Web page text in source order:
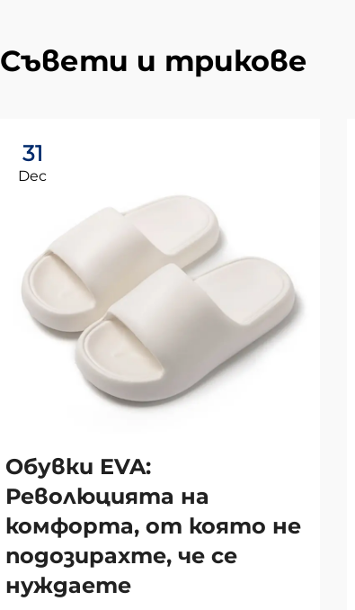
Съвети и трикове
31
Dec
Обувки EVA:
Революцията на
комфорта, от която не
подозирахте, че се
нуждаете